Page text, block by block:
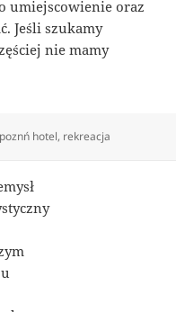
umiejscowienie oraz
Jeśli szukamy
nie mamy
Tagi
poznń hotel, rekreacja